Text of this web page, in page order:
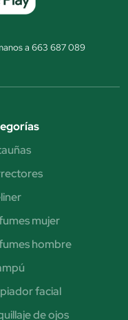
a 663 687 089
mujer
hombre
facial
de ojos